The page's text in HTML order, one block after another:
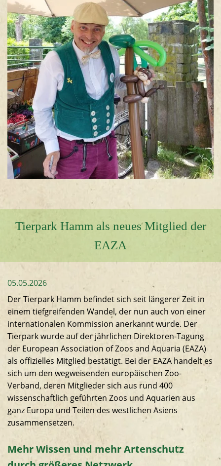
Tierpark Hamm als neues Mitglied der
EAZA
05.05.2026
Der Tierpark Hamm befindet sich seit längerer Zeit in
einem tiefgreifenden Wandel, der nun auch von einer
internationalen Kommission anerkannt wurde. Der
Tierpark wurde auf der jährlichen Direktoren-Tagung
der European Association of Zoos and Aquaria (EAZA)
als offizielles Mitglied bestätigt. Bei der EAZA handelt es
sich um den wegweisenden europäischen Zoo-
Verband, deren Mitglieder sich aus rund 400
wissenschaftlich geführten Zoos und Aquarien aus
ganz Europa und Teilen des westlichen Asiens
zusammensetzen.
Mehr Wissen und mehr Artenschutz